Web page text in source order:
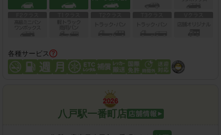
各種サービス
八戸駅一番町店